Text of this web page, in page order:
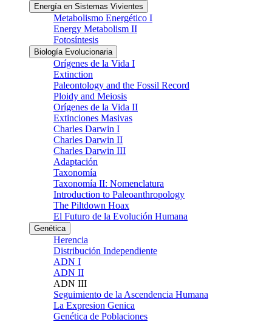
Energía en Sistemas Vivientes
Metabolismo Energético I
Energy Metabolism II
Fotosíntesis
Biología Evolucionaria
Orígenes de la Vida I
Extinction
Paleontology and the Fossil Record
Ploidy and Meiosis
Orígenes de la Vida II
Extinciones Masivas
Charles Darwin I
Charles Darwin II
Charles Darwin III
Adaptación
Taxonomía
Taxonomía II: Nomenclatura
Introduction to Paleoanthropology
The Piltdown Hoax
El Futuro de la Evolución Humana
Genética
Herencia
Distribución Independiente
ADN I
ADN II
ADN III
Seguimiento de la Ascendencia Humana
La Expresion Genica
Genética de Poblaciones